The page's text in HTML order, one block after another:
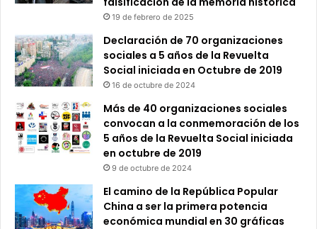
19 de febrero de 2025
Declaración de 70 organizaciones
sociales a 5 años de la Revuelta
Social iniciada en Octubre de 2019
16 de octubre de 2024
Más de 40 organizaciones sociales
convocan a la conmemoración de los
5 años de la Revuelta Social iniciada
en octubre de 2019
9 de octubre de 2024
El camino de la República Popular
China a ser la primera potencia
económica mundial en 30 gráficas